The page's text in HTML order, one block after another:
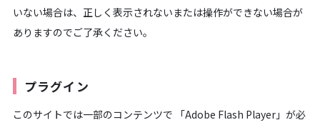
いない場合は、正しく表示されないまたは操作ができない場合が
ありますのでご了承ください。
プラグイン
このサイトでは一部のコンテンツで 「Adobe Flash Player」が必